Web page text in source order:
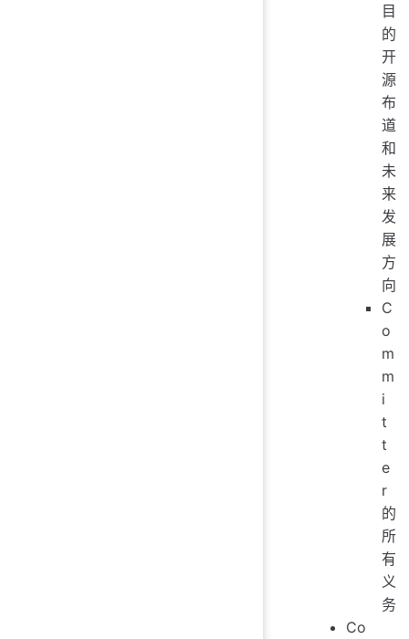
目
的
开
源
布
道
和
未
来
发
展
方
向
C
o
m
m
i
t
t
e
r
的
所
有
义
务
Co